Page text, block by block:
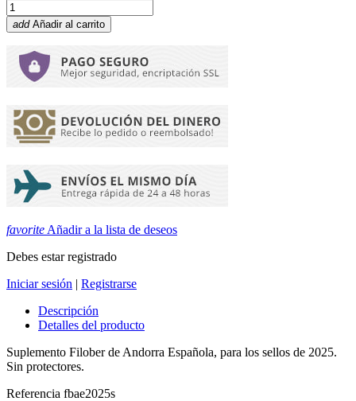
add Añadir al carrito
favorite Añadir a la lista de deseos
Debes estar registrado
Iniciar sesión | Registrarse
Descripción
Detalles del producto
Suplemento Filober de Andorra Española, para los sellos de 2025.
Sin protectores.
Referencia fbae2025s